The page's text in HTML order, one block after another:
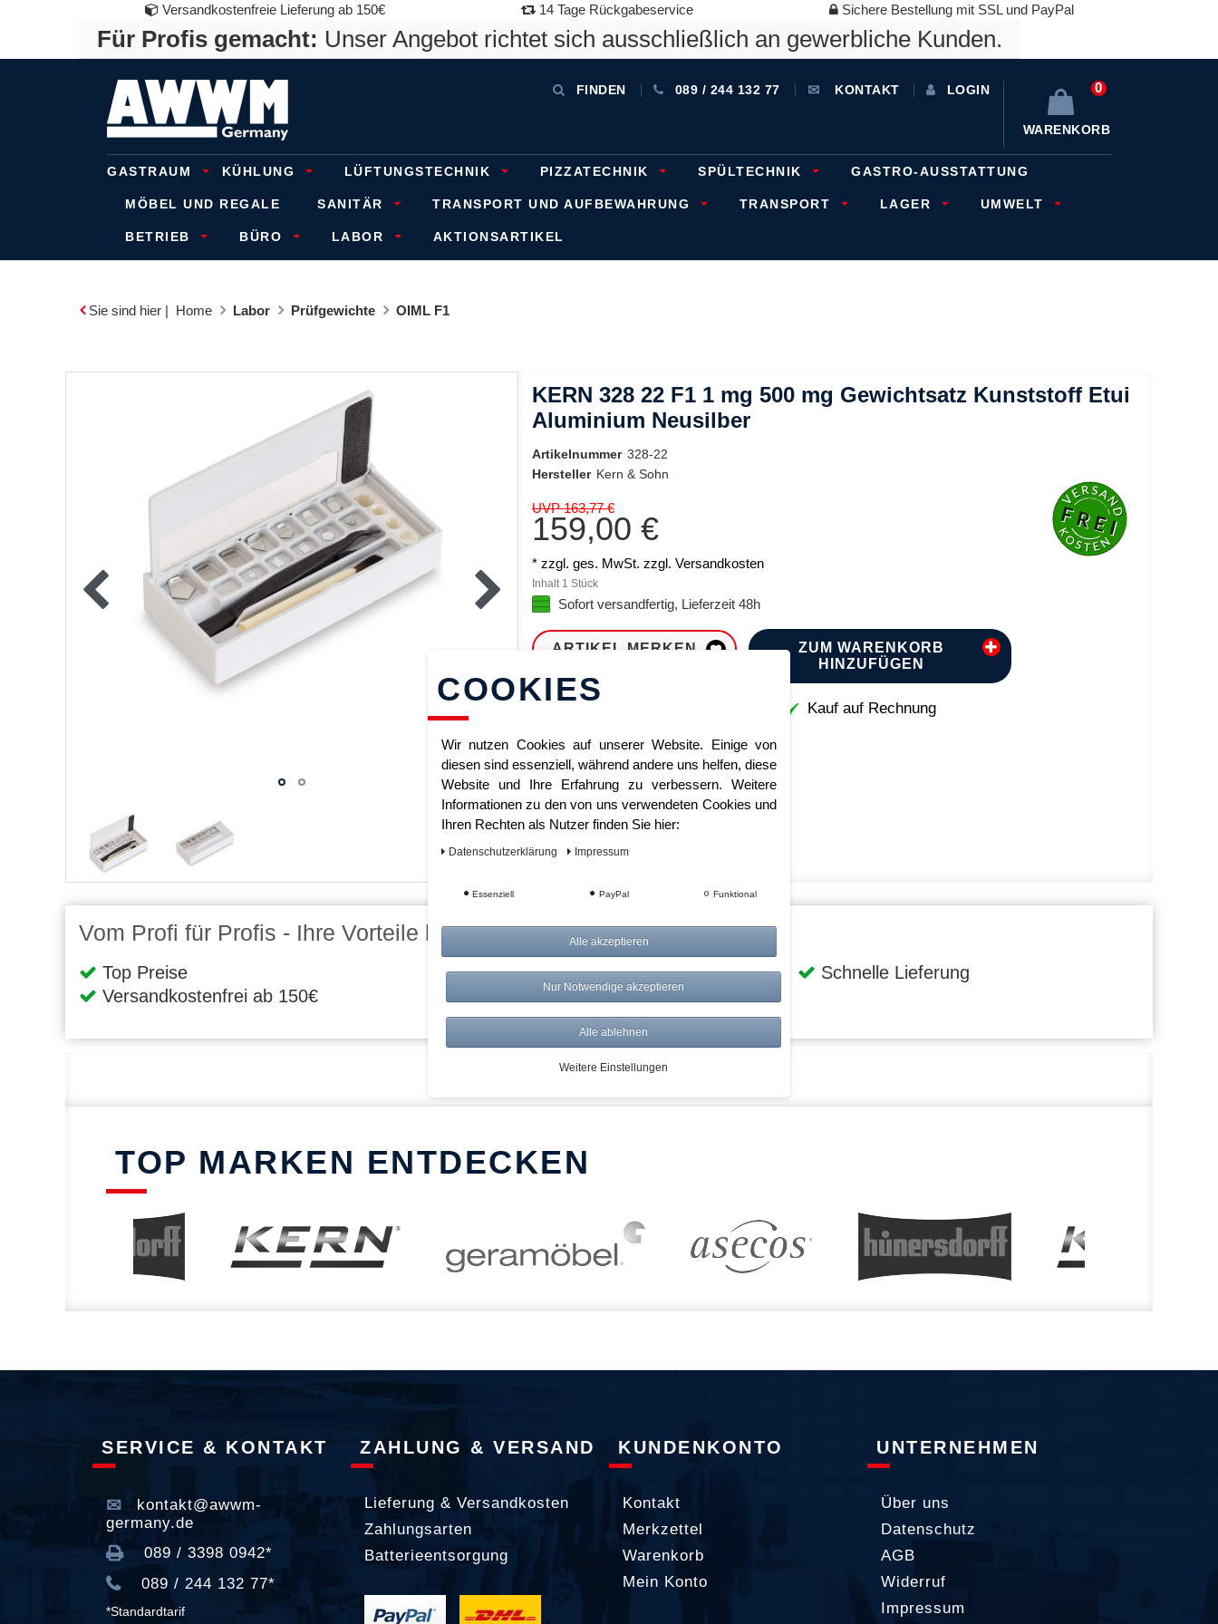
Versandkostenfreie Lieferung ab 150€ 14 Tage Rückgabeservice Sichere Bestellung mit SSL und PayPal
Für Profis gemacht: Unser Angebot richtet sich ausschließlich an gewerbliche Kunden.
FINDEN 089 / 244 132 77 KONTAKT LOGIN 0
WARENKORB
GASTRAUM KÜHLUNG LÜFTUNGSTECHNIK PIZZATECHNIK SPÜLTECHNIK GASTRO-AUSSTATTUNG
MÖBEL UND REGALE SANITÄR TRANSPORT UND AUFBEWAHRUNG TRANSPORT LAGER UMWELT
BETRIEB BÜRO LABOR AKTIONSARTIKEL
Sie sind hier | Home Labor Prüfgewichte OIML F1
KERN 328 22 F1 1 mg 500 mg Gewichtsatz Kunststoff Etui
Aluminium Neusilber
Artikelnummer 328-22
Hersteller Kern & Sohn
UVP 163,77 €
159,00 €
* zzgl. ges. MwSt. zzgl. Versandkosten
Inhalt 1 Stück
Sofort versandfertig, Lieferzeit 48h
ARTIKEL MERKEN
ZUM WARENKORB
HINZUFÜGEN
Kauf auf Rechnung
Vom Profi für Profis - Ihre Vorteile bei AWWM:
Top Preise
Versandkostenfrei ab 150€
Risikolos: 14 Tage Rückgabe
Über 20.000 Artikel
Schnelle Lieferung
TOP MARKEN ENTDECKEN
SERVICE & KONTAKT
kontakt@awwm-
germany.de
089 / 3398 0942*
089 / 244 132 77*
*Standardtarif
ZAHLUNG & VERSAND
Lieferung & Versandkosten
Zahlungsarten
Batterieentsorgung
KUNDENKONTO
Kontakt
Merkzettel
Warenkorb
Mein Konto
UNTERNEHMEN
Über uns
Datenschutz
AGB
Widerruf
Impressum
COOKIES
Wir nutzen Cookies auf unserer Website. Einige von
diesen sind essenziell, während andere uns helfen, diese
Website und Ihre Erfahrung zu verbessern. Weitere
Informationen zu den von uns verwendeten Cookies und
Ihren Rechten als Nutzer finden Sie hier:
Daten­schutz­erklärung Impressum
Essenziell PayPal Funktional
Alle akzeptieren
Nur Notwendige akzeptieren
Alle ablehnen
Weitere Einstellungen